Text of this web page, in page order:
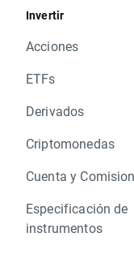
Invertir
Acciones
ETFs
Derivados
Criptomonedas
Cuenta y
Especificación de
instrumentos